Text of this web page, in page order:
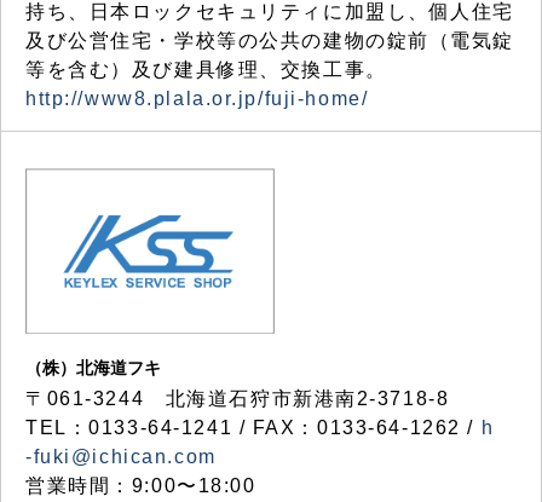
持ち、日本ロックセキュリティに加盟し、個人住宅
及び公営住宅・学校等の公共の建物の錠前（電気錠
等を含む）及び建具修理、交換工事。
http://www8.plala.or.jp/fuji-home/
（株）北海道フキ
〒061-3244 北海道石狩市新港南2-3718-8
TEL：0133-64-1241 / FAX：0133-64-1262 / h
-fuki@ichican.com
営業時間：9:00〜18:00